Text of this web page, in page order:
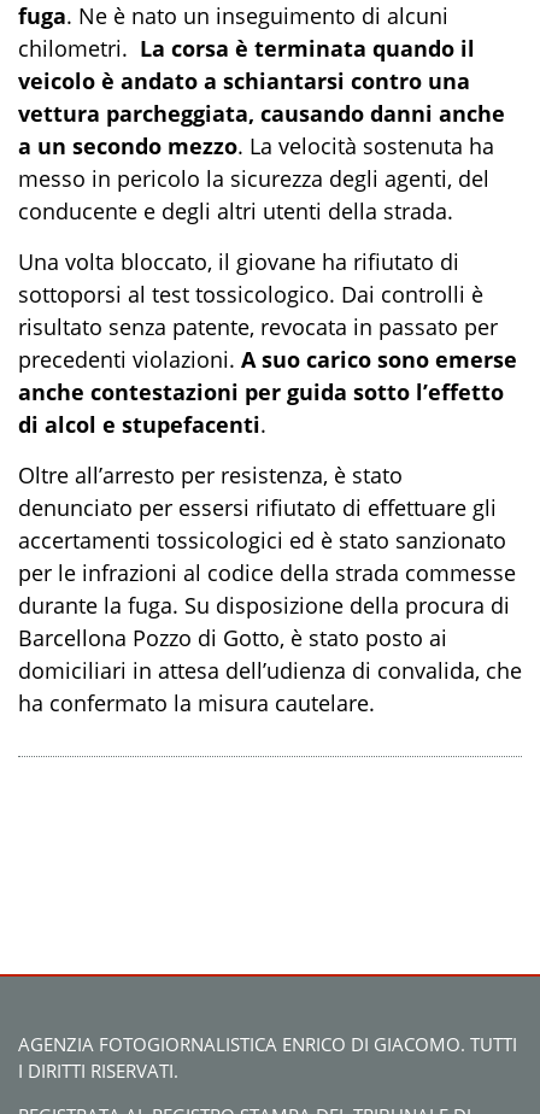
fuga. Ne è nato un inseguimento di alcuni
chilometri. La corsa è terminata quando il
veicolo è andato a schiantarsi contro una
vettura parcheggiata, causando danni anche
a un secondo mezzo. La velocità sostenuta ha
messo in pericolo la sicurezza degli agenti, del
conducente e degli altri utenti della strada.
Una volta bloccato, il giovane ha rifiutato di
sottoporsi al test tossicologico. Dai controlli è
risultato senza patente, revocata in passato per
precedenti violazioni. A suo carico sono emerse
anche contestazioni per guida sotto l’effetto
di alcol e stupefacenti.
Oltre all’arresto per resistenza, è stato
denunciato per essersi rifiutato di effettuare gli
accertamenti tossicologici ed è stato sanzionato
per le infrazioni al codice della strada commesse
durante la fuga. Su disposizione della procura di
Barcellona Pozzo di Gotto, è stato posto ai
domiciliari in attesa dell’udienza di convalida, che
ha confermato la misura cautelare.
AGENZIA FOTOGIORNALISTICA ENRICO DI GIACOMO. TUTTI
I DIRITTI RISERVATI.